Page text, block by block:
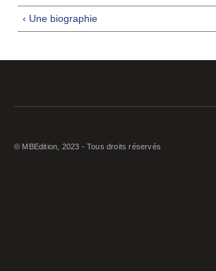
‹ Une biographie
© MBEdition, 2023 - Tous droits réservés